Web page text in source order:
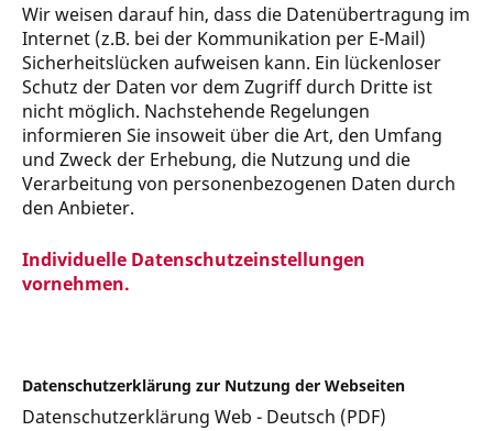
Wir weisen darauf hin, dass die Datenübertragung im
Internet (z.B. bei der Kommunikation per E-Mail)
Sicherheitslücken aufweisen kann. Ein lückenloser
Schutz der Daten vor dem Zugriff durch Dritte ist
nicht möglich. Nachstehende Regelungen
informieren Sie insoweit über die Art, den Umfang
und Zweck der Erhebung, die Nutzung und die
Verarbeitung von personenbezogenen Daten durch
den Anbieter.
Individuelle Datenschutzeinstellungen
vornehmen.
Datenschutzerklärung zur Nutzung der Webseiten
Datenschutzerklärung Web - Deutsch (PDF)